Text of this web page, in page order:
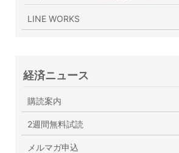
LINE WORKS
経済ニュース
購読案内
2週間無料試読
メルマガ申込